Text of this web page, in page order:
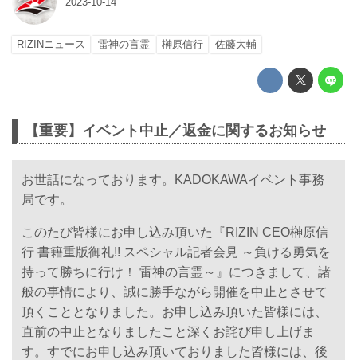
RIZINニュース 雷神の言霊 榊原信行 佐藤大輔
【重要】イベント中止／返金に関するお知らせ
お世話になっております。KADOKAWAイベント事務
局です。
このたび皆様にお申し込み頂いた『RIZIN CEO榊原信
行 書籍重版御礼!! スペシャル記者会見 ～負ける勇気を
持って勝ちに行け！ 雷神の言霊～』につきまして、諸
般の事情により、誠に勝手ながら開催を中止とさせて
頂くこととなりました。お申し込み頂いた皆様には、
直前の中止となりましたこと深くお詫び申し上げま
す。すでにお申し込み頂いておりました皆様には、後